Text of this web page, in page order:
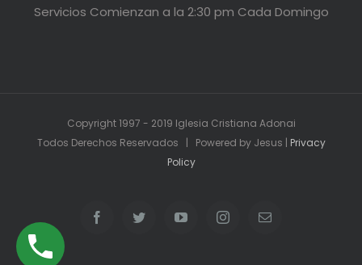
Servicios Comienzan a la 2:30 pm Cada Domingo
Copyright 1997 - 2019 Iglesia Cristiana Adonai
Todos Derechos Reservados | Powered by Jesus | Privacy
Policy
FacebookTwitter YouTubeInstagramEmail